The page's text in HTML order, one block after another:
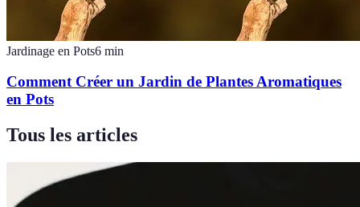
Jardinage en Pots6 min
Comment Créer un Jardin de Plantes Aromatiques
en Pots
Tous les articles